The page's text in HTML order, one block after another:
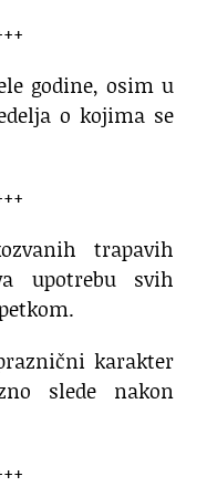
godine, osim u
o kojima se
trapavih
upotrebu svih
karakter
slede nakon